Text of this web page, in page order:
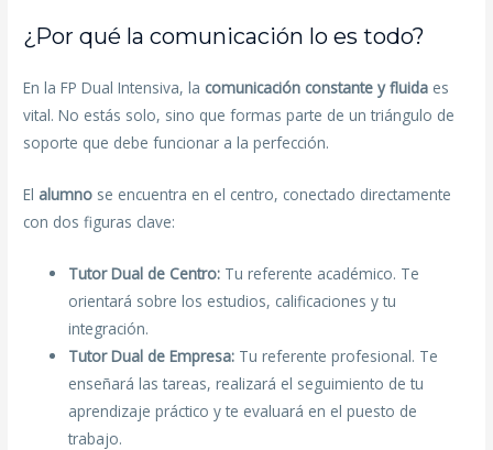
¿Por qué la comunicación lo es todo?
En la FP Dual Intensiva, la comunicación constante y fluida es
vital. No estás solo, sino que formas parte de un triángulo de
soporte que debe funcionar a la perfección.
El alumno se encuentra en el centro, conectado directamente
con dos figuras clave:
Tutor Dual de Centro: Tu referente académico. Te
orientará sobre los estudios, calificaciones y tu
integración.
Tutor Dual de Empresa: Tu referente profesional. Te
enseñará las tareas, realizará el seguimiento de tu
aprendizaje práctico y te evaluará en el puesto de
trabajo.